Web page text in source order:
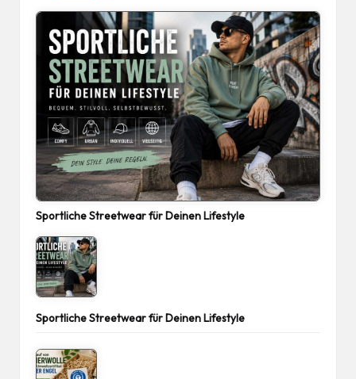
Sportliche Streetwear für Deinen Lifestyle
Sportliche Streetwear für Deinen Lifestyle